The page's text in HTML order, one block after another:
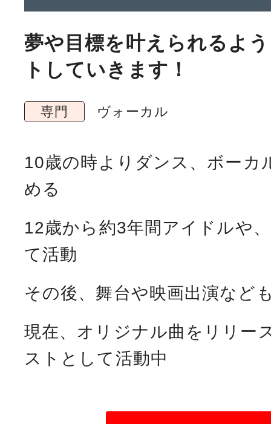
夢や目標を叶えられるよ
トしていきます！
専門 ヴォーカル
10歳の時よりダンス、ボーカ
める
12歳から約3年間アイドルや
て活動
その後、舞台や映画出演など
現在、オリジナル曲をリリー
ストとして活動中